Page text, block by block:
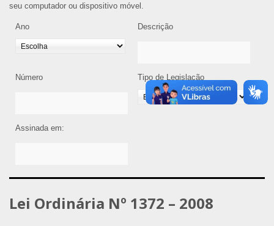
seu computador ou dispositivo móvel.
Ano Descrição
Número Tipo de Legislação
Assinada em:
Lei Ordinária Nº 1372 – 2008